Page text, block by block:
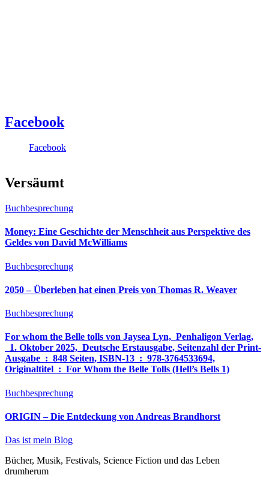
Facebook
Facebook
Versäumt
Buchbesprechung
Money: Eine Geschichte der Menschheit aus Perspektive des
Geldes von David McWilliams
Buchbesprechung
2050 – Überleben hat einen Preis von Thomas R. Weaver
Buchbesprechung
For whom the Belle tolls von Jaysea Lyn, ‎ Penhaligon Verlag,
‎ 1. Oktober 2025, ‎ Deutsche Erstausgabe, Seitenzahl der Print-
Ausgabe ‏ : ‎ 848 Seiten, ISBN-13 ‏ : ‎ 978-3764533694,
Originaltitel ‏ : ‎ For Whom the Belle Tolls (Hell’s Bells 1)
Buchbesprechung
ORIGIN – Die Entdeckung von Andreas Brandhorst
Das ist mein Blog
Bücher, Musik, Festivals, Science Fiction und das Leben
drumherum